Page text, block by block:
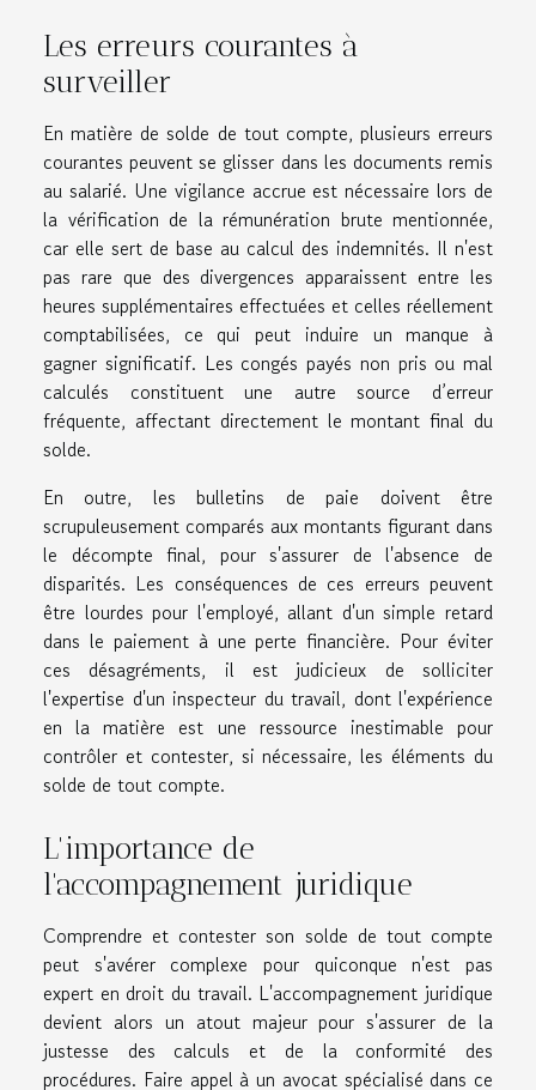
Les erreurs courantes à
surveiller
En matière de solde de tout compte, plusieurs erreurs
courantes peuvent se glisser dans les documents remis
au salarié. Une vigilance accrue est nécessaire lors de
la vérification de la rémunération brute mentionnée,
car elle sert de base au calcul des indemnités. Il n'est
pas rare que des divergences apparaissent entre les
heures supplémentaires effectuées et celles réellement
comptabilisées, ce qui peut induire un manque à
gagner significatif. Les congés payés non pris ou mal
calculés constituent une autre source d’erreur
fréquente, affectant directement le montant final du
solde.
En outre, les bulletins de paie doivent être
scrupuleusement comparés aux montants figurant dans
le décompte final, pour s'assurer de l'absence de
disparités. Les conséquences de ces erreurs peuvent
être lourdes pour l'employé, allant d'un simple retard
dans le paiement à une perte financière. Pour éviter
ces désagréments, il est judicieux de solliciter
l'expertise d'un inspecteur du travail, dont l'expérience
en la matière est une ressource inestimable pour
contrôler et contester, si nécessaire, les éléments du
solde de tout compte.
L'importance de
l'accompagnement juridique
Comprendre et contester son solde de tout compte
peut s'avérer complexe pour quiconque n'est pas
expert en droit du travail. L'accompagnement juridique
devient alors un atout majeur pour s'assurer de la
justesse des calculs et de la conformité des
procédures. Faire appel à un avocat spécialisé dans ce